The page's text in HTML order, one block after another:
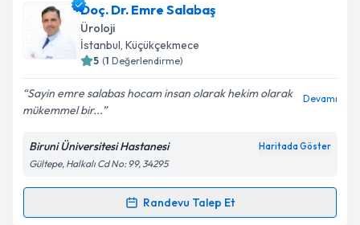
Prof. Dr. Barış Nuhoğluiçin randevu takvimi talebi
oluşturun. Size bu uzmandan randevu almanız için bir
takvim hazırlandığında e-posta ile bilgilendireceğiz.
Kişisel verilerimin işlenmesine ilişkin
Aydınlatma
Metni'ni okudum ve kişisel verilerimin belirtilen
kapsamda işlenmesini kabul ediyorum.
Doç. Dr. Emre Salabaş
Üroloji
İstanbul, Küçükçekmece
5 (1 Değerlendirme)
Sayin emre salabas hocam insan olarak hekim olarak
mükemmel bir...
Devamı
Biruni Üniversitesi Hastanesi Haritada Göster
Gültepe, Halkalı Cd No: 99, 34295
Randevu Talep Et
Randevu Takvimi Talebi